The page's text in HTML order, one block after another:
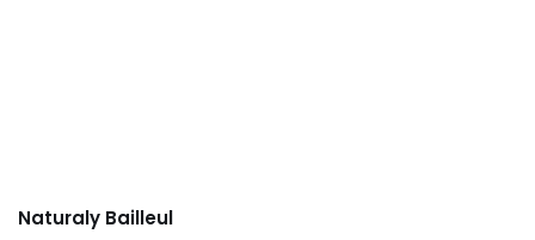
Naturaly Bailleul